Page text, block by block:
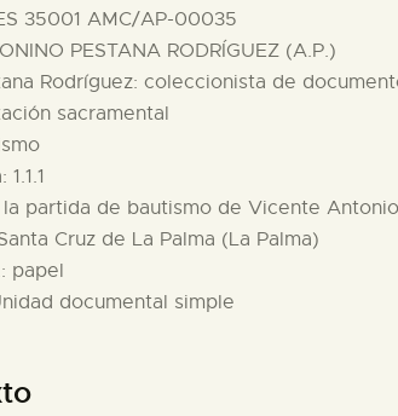
35001 AMC/AP-00035
PESTANA RODRÍGUEZ (A.P.)
Rodríguez: coleccionista de
sacramental
: 1.1.1
partida de bautismo de Vicente
Cruz de La Palma (La Palma)
papel
documental simple